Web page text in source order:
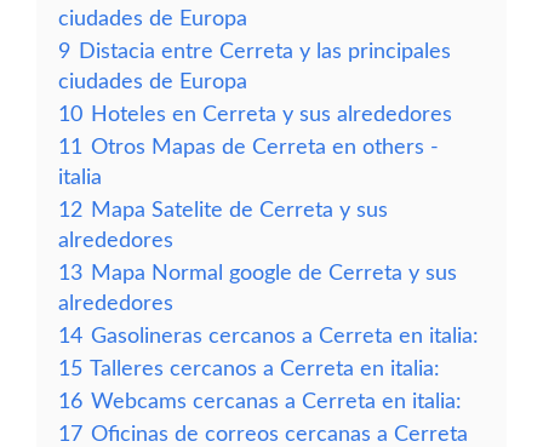
ciudades de Europa
9 Distacia entre Cerreta y las principales
ciudades de Europa
10 Hoteles en Cerreta y sus alrededores
11 Otros Mapas de Cerreta en others -
italia
12 Mapa Satelite de Cerreta y sus
alrededores
13 Mapa Normal google de Cerreta y sus
alrededores
14 Gasolineras cercanos a Cerreta en italia:
15 Talleres cercanos a Cerreta en italia:
16 Webcams cercanas a Cerreta en italia:
17 Oficinas de correos cercanas a Cerreta